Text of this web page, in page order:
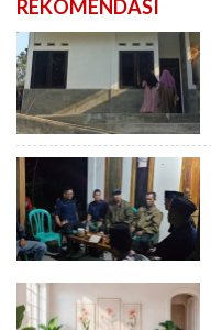
REKOMENDASI